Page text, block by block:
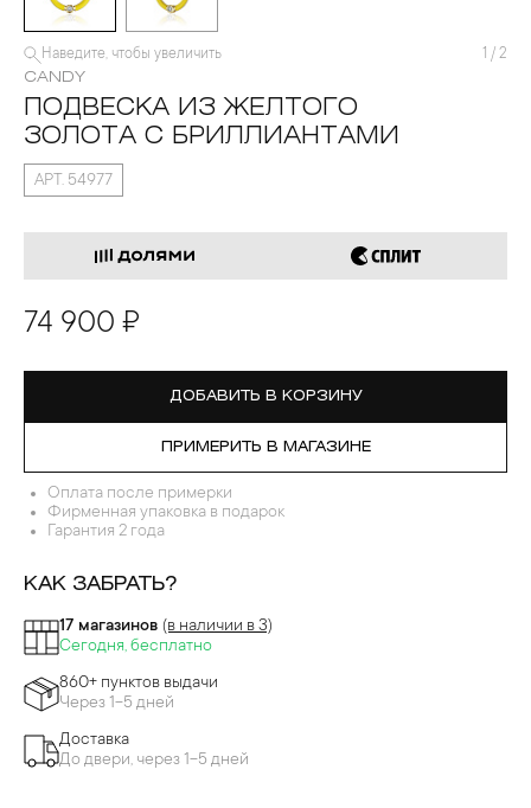
Наведите, чтобы увеличить 1 / 2
CANDY
ПОДВЕСКА ИЗ ЖЕЛТОГО
ЗОЛОТА С БРИЛЛИАНТАМИ
АРТ. 54977
74 900 ₽
ДОБАВИТЬ В КОРЗИНУ
ПРИМЕРИТЬ В МАГАЗИНЕ
Оплата после примерки
Фирменная упаковка в подарок
Гарантия 2 года
КАК ЗАБРАТЬ?
17 магазинов (в наличии в 3)
Сегодня, бесплатно
860+ пунктов выдачи
Через 1-5 дней
Доставка
До двери, через 1-5 дней